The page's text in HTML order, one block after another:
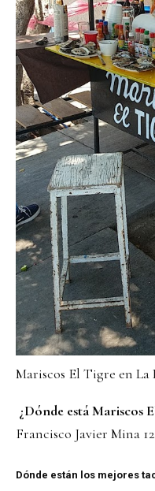
Mariscos El Tigre en La
¿Dónde está Mariscos
Francisco Javier Mina
Dónde están los mejores